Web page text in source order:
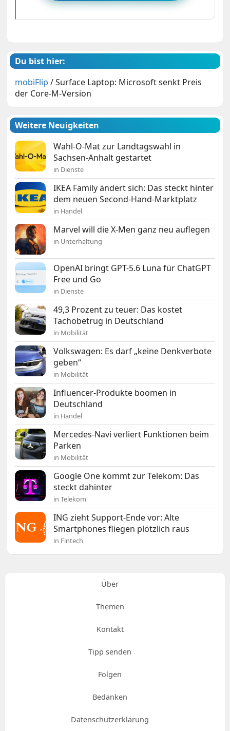
Du bist hier:
mobiFlip /Surface Laptop: Microsoft senkt Preis
der Core-M-Version
Weitere Neuigkeiten
Wahl-O-Mat zur Landtagswahl in
Sachsen-Anhalt gestartet
in Dienste
IKEA Family ändert sich: Das steckt hinter
dem neuen Second-Hand-Marktplatz
in Handel
Marvel will die X-Men ganz neu auflegen
in Unterhaltung
OpenAI bringt GPT-5.6 Luna für ChatGPT
Free und Go
in Dienste
49,3 Prozent zu teuer: Das kostet
Tachobetrug in Deutschland
in Mobilität
Volkswagen: Es darf „keine Denkverbote
geben“
in Mobilität
Influencer-Produkte boomen in
Deutschland
in Handel
Mercedes-Navi verliert Funktionen beim
Parken
in Mobilität
Google One kommt zur Telekom: Das
steckt dahinter
in Telekom
ING zieht Support-Ende vor: Alte
Smartphones fliegen plötzlich raus
in Fintech
Über
Themen
Kontakt
Tipp senden
Folgen
Bedanken
Datenschutzerklärung